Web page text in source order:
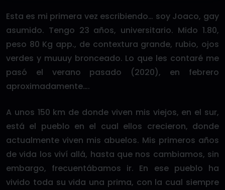
Esta es mi primera vez escribiendo… soy Joaco, gay
asumido. Tengo 23 años, universitario. Mido 1.80,
peso 80 Kg app., de contextura grande, rubio, ojos
verdes y muuuy bronceado. Lo que les contaré me
pasó el verano pasado (2020), en febrero
aproximadamente….
A unos 150 km de donde viven mis viejos, en el sur,
está el pueblo en el cual ellos crecieron, donde
actualmente viven mis abuelos. Mis primeros años
de vida los viví allá, hasta que nos cambiamos, sin
embargo, frecuentábamos ir. En ese pueblo ha
vivido toda su vida una prima, con la cual siempre